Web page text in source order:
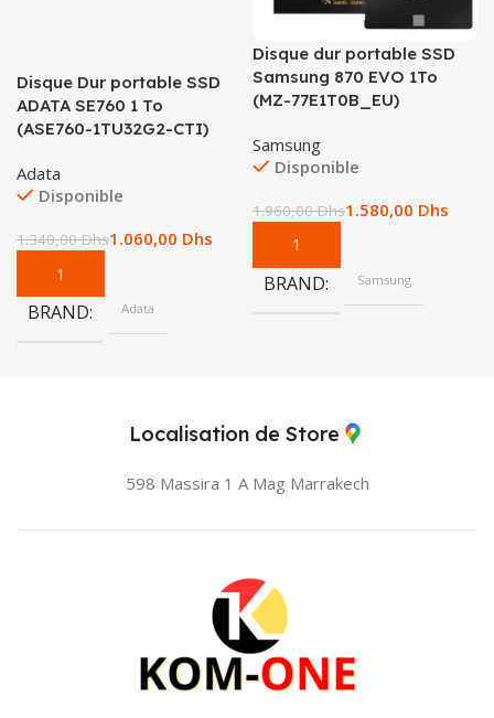
Disque Dur portable SSD
ADATA SE760 1 To
(ASE760-1TU32G2-CTI)
Adata
Disponible
1.340,00Dhs1.060,00 Dhs
BRAND Adata
Disque dur portable SSD
Samsung 870 EVO 1To
(MZ-77E1T0B_EU)
Samsung
Disponible
1.960,00Dhs1.580,00 Dhs
BRAND Samsung
Localisation de Store
598 Massira 1 A Mag Marrakech